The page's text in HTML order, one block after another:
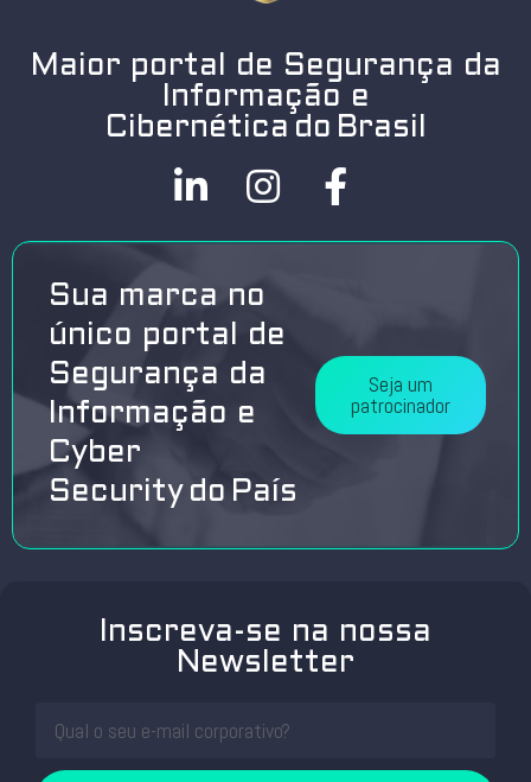
Maior portal de Segurança da
Informação e
Cibernética do Brasil
Sua marca no
único portal de
Segurança da
Informação e
Cyber
Security do País
Seja um
patrocinador
Inscreva-se na nossa
Newsletter